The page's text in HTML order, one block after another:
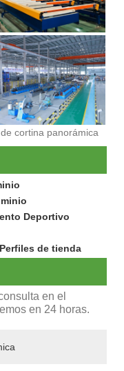
cortina panorámica
Deportivo
Perfiles de tienda
en el
en 24 horas.